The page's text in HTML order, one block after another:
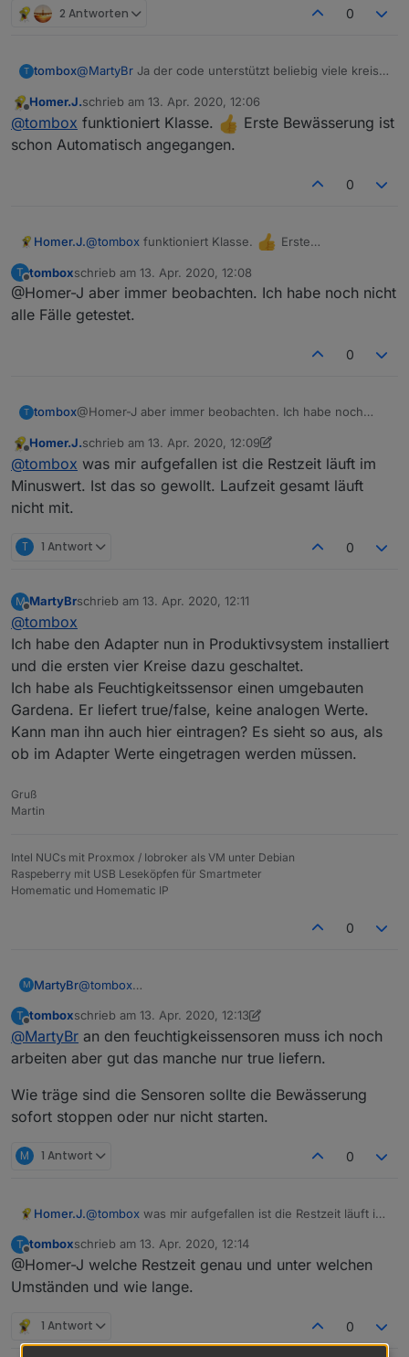
2 Antworten 0
T tombox@MartyBr Ja der code unterstützt beliebig viele kreise.
Optionen. Das hätte mich zu viel zeit gekostet.
Vielleicht hat ja jemand Zeit das zu machen.
@sigi234Der adapter ist eigentlich
Herstellerunabhängig zu musst nur ein State im
Offline
Homer.J.schrieb am 13. Apr. 2020, 12:06
zuletzt editiert von
@tombox funktioniert Klasse.
Erste Bewässerung ist
schon Automatisch angegangen.
0
Homer.J.@tombox funktioniert Klasse.
T
Offline
tomboxschrieb am 13. Apr. 2020, 12:08
zuletzt editiert von
@Homer-J aber immer beobachten. Ich habe noch nicht
alle Fälle getestet.
0
T tombox@Homer-J aber immer beobachten. Ich habe noch
Offline
Homer.J.schrieb am 13. Apr. 2020, 12:09
zuletzt editiert von Homer.J.
@tombox was mir aufgefallen ist die Restzeit läuft im
Minuswert. Ist das so gewollt. Laufzeit gesamt läuft
nicht mit.
T 1 Antwort 0
M
Offline
MartyBrschrieb am 13. Apr. 2020, 12:11
zuletzt editiert von
@tombox
Ich habe den Adapter nun in Produktivsystem installiert
und die ersten vier Kreise dazu geschaltet.
Ich habe als Feuchtigkeitssensor einen umgebauten
Gardena. Er liefert true/false, keine analogen Werte.
Kann man ihn auch hier eintragen? Es sieht so aus, als
ob im Adapter Werte eingetragen werden müssen.
Gruß
Martin
Intel NUCs mit Proxmox / Iobroker als VM unter Debian
Raspeberry mit USB Leseköpfen für Smartmeter
Homematic und Homematic IP
0
M MartyBr@tombox
installiert und die ersten vier Kreise dazu geschaltet.
Ich habe als Feuchtigkeitssensor einen umgebauten
Gardena. Er liefert true/false, keine analogen Werte.
Kann man ihn auch hier eintragen? Es sieht so aus, als
ob im Adapter Werte eingetragen werden müssen.
T
Offline
tomboxschrieb am 13. Apr. 2020, 12:13
zuletzt editiert von tombox
@MartyBr an den feuchtigkeissensoren muss ich noch
arbeiten aber gut das manche nur true liefern.
Wie träge sind die Sensoren sollte die Bewässerung
sofort stoppen oder nur nicht starten.
M 1 Antwort 0
Homer.J.@tombox was mir aufgefallen ist die Restzeit läuft im
nicht mit.
T
Offline
tomboxschrieb am 13. Apr. 2020, 12:14
zuletzt editiert von
@Homer-J welche Restzeit genau und unter welchen
Umständen und wie lange.
1 Antwort 0